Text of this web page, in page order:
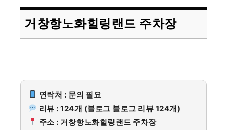
거창항노화힐링랜드 주차장
연락처 : 문의 필요
리뷰 : 124개 (블로그 블로그 리뷰 124개)
주소 : 거창항노화힐링랜드 주차장